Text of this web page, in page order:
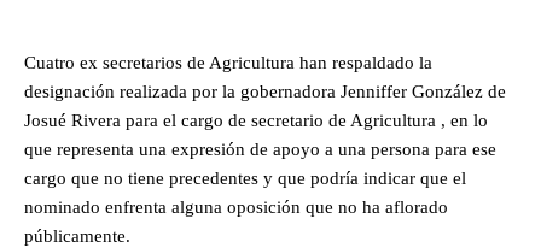
Cuatro ex secretarios de Agricultura han respaldado la
designación realizada por la gobernadora Jenniffer González de
Josué Rivera para el cargo de secretario de Agricultura , en lo
que representa una expresión de apoyo a una persona para ese
cargo que no tiene precedentes y que podría indicar que el
nominado enfrenta alguna oposición que no ha aflorado
públicamente.